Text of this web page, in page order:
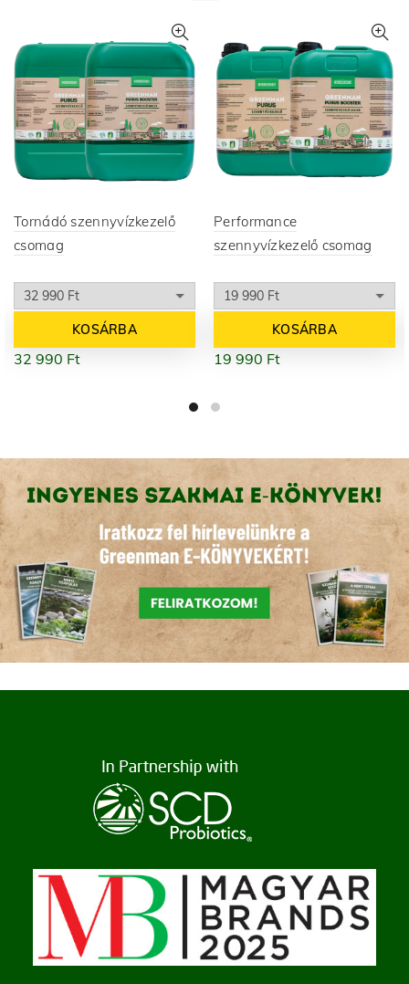
Tornádó szennyvízkezelő
csomag
KOSÁRBA
32 990 Ft
Performance
szennyvízkezelő csomag
KOSÁRBA
19 990 Ft